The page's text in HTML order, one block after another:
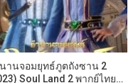
านจอมยุทธ์ภูตถังซาน 2
Soul Land 2 พากย์ไทย…